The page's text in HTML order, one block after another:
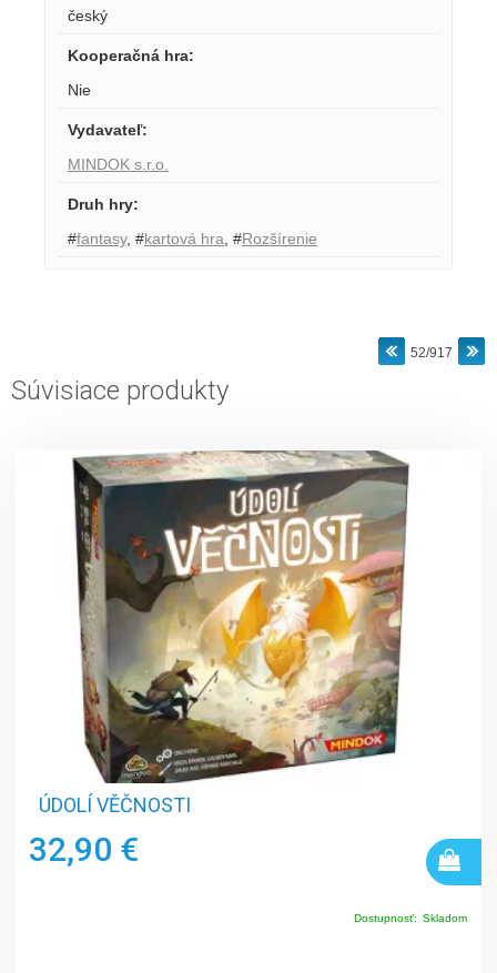
český
Kooperačná hra:
Nie
Vydavateľ:
MINDOK s.r.o.
Druh hry:
#fantasy, #kartová hra #Rozšírenie
52/917
Súvisiace produkty
ÚDOLÍ VĚČNOSTI
32,90 €
Dostupnosť: Skladom